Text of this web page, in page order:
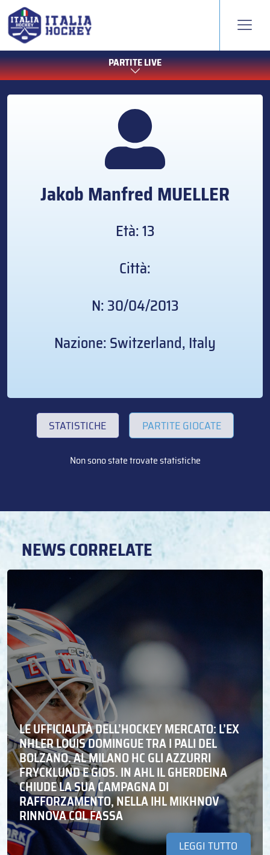
PARTITE LIVE
Jakob Manfred MUELLER
Età: 13
Città:
N: 30/04/2013
Nazione: Switzerland, Italy
STATISTICHE PARTITE GIOCATE
Non sono state trovate statistiche
NEWS CORRELATE
LE UFFICIALITÀ DELL’HOCKEY MERCATO: L’EX
NHLER LOUIS DOMINGUE TRA I PALI DEL
BOLZANO. AL MILANO HC GLI AZZURRI
FRYCKLUND E GIOS. IN AHL IL GHERDEINA
CHIUDE LA SUA CAMPAGNA DI
RAFFORZAMENTO, NELLA IHL MIKHNOV
RINNOVA COL FASSA
LEGGI TUTTO